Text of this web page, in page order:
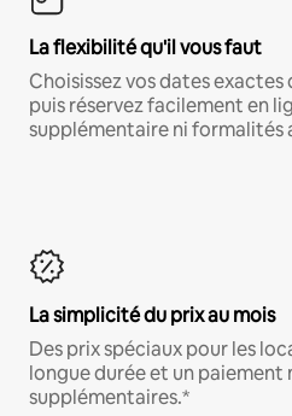
La flexibilité qu'il vous faut
Choisissez vos dates
puis réservez facilement en
supplémentaire ni formalités
La simplicité du prix au mois
Des prix spéciaux pour les
longue durée et un paiement
supplémentaires.*